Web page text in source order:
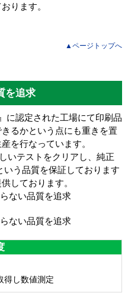
ります。
▲ページトップへ
を追求
に認定された工場にて印刷品
るかという点にも重きを置
を行なっています。
いテストをクリアし、 純正
いう品質を保証しております
しております。
得し数値測定